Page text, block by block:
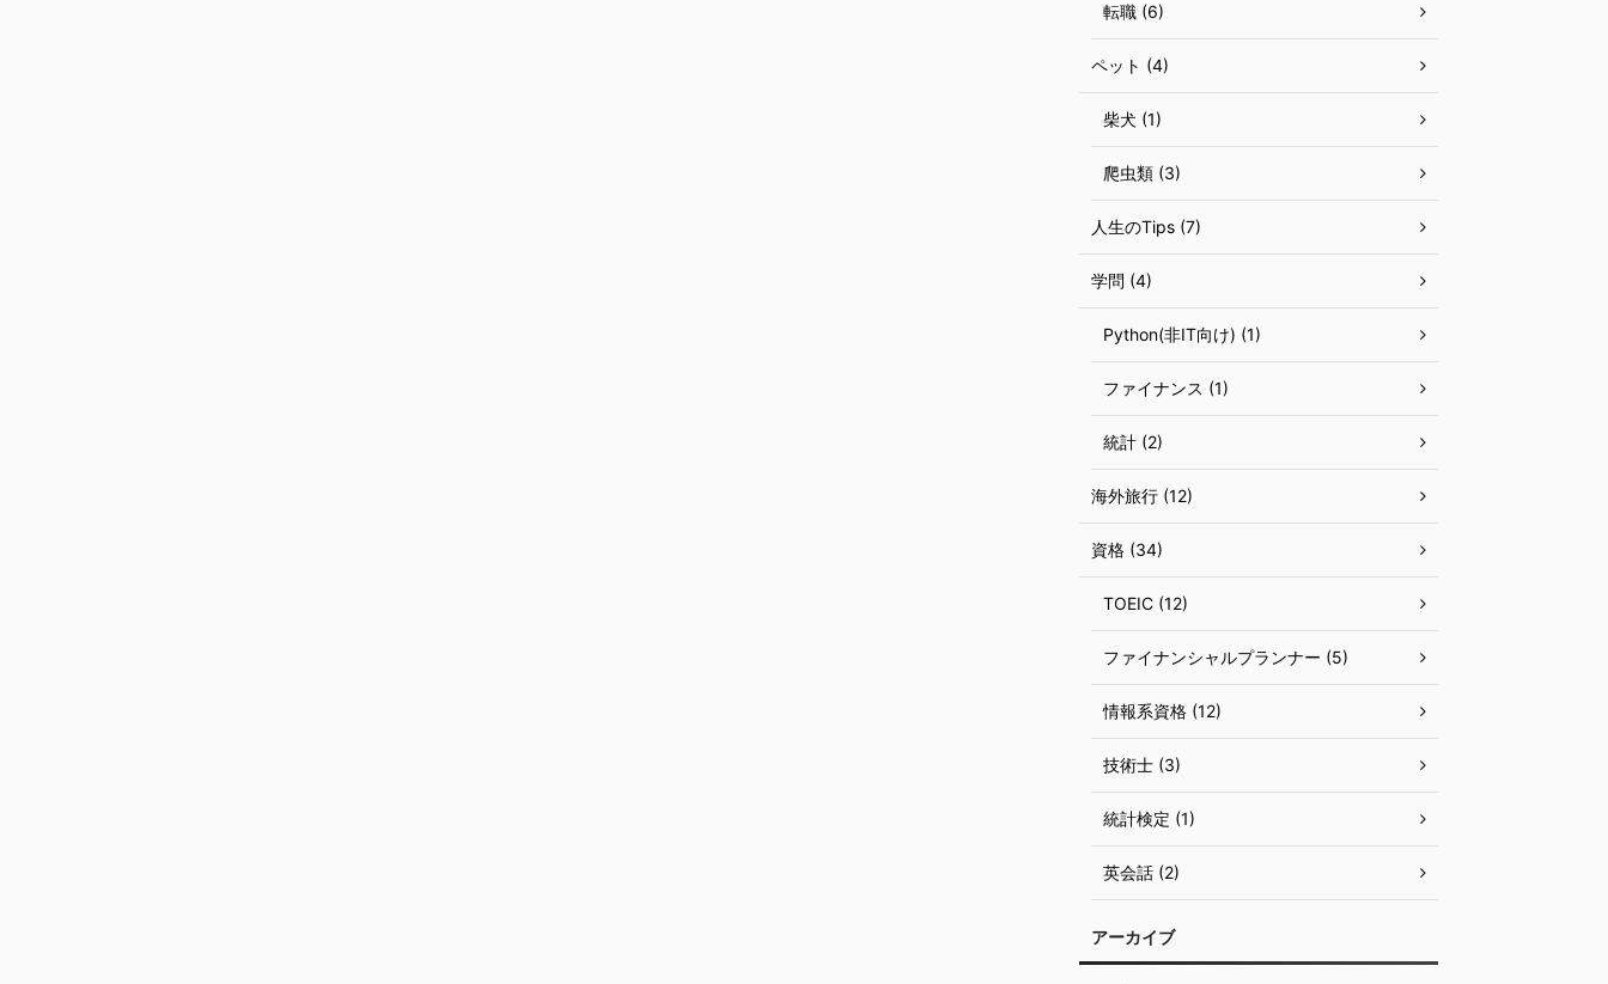
転職 (6)
ペット (4)
柴犬 (1)
爬虫類 (3)
人生のTips (7)
学問 (4)
Python(非IT向け) (1)
ファイナンス (1)
統計 (2)
海外旅行 (12)
資格 (34)
TOEIC (12)
ファイナンシャルプランナー (5)
情報系資格 (12)
技術士 (3)
統計検定 (1)
英会話 (2)
アーカイブ